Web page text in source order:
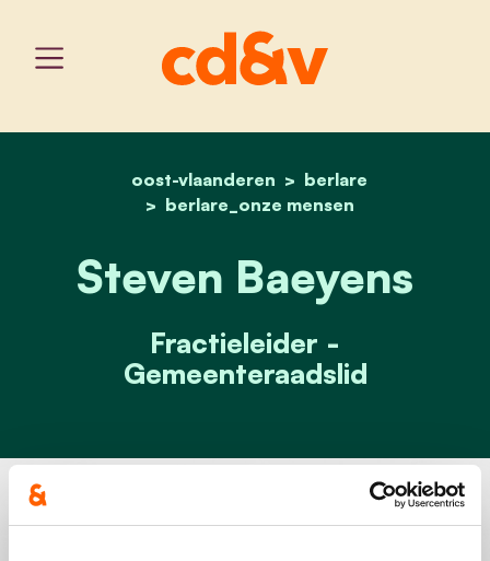
home
oost-vlaanderen
berlare
berlare_onze mensen
steven baeyens
Steven Baeyens
Fractieleider -
Gemeenteraadslid